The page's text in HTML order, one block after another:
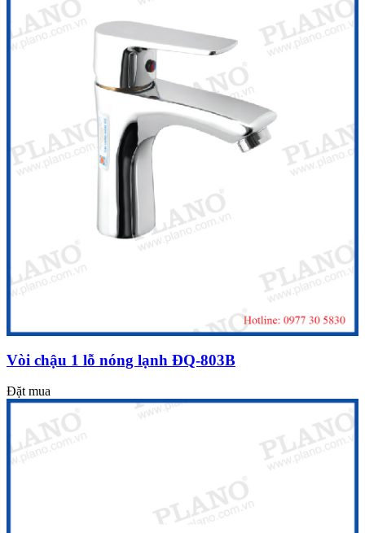
Vòi chậu 1 lỗ nóng lạnh ĐQ-803B
Đặt mua